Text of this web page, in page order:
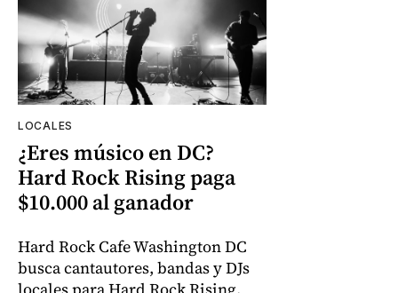
LOCALES
¿Eres músico en DC?
Hard Rock Rising paga
$10.000 al ganador
Hard Rock Cafe Washington DC
busca cantautores, bandas y DJs